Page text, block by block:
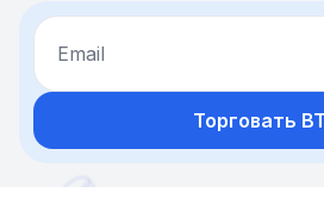
Email
Торговать